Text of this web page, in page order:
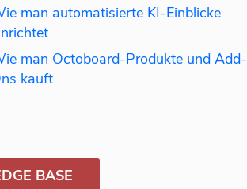
man automatisierte KI-Einblicke
man Octoboard-Produkte und Add-
kauft
BASE